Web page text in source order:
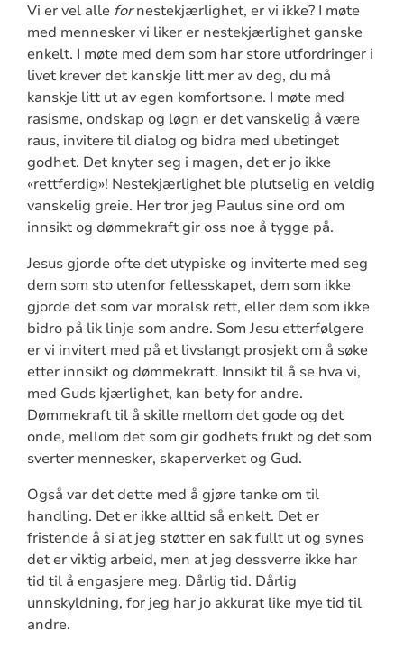
Vi er vel alle fornestekjærlighet, er vi ikke? I møte
med mennesker vi liker er nestekjærlighet ganske
enkelt. I møte med dem som har store utfordringer i
livet krever det kanskje litt mer av deg, du må
kanskje litt ut av egen komfortsone. I møte med
rasisme, ondskap og løgn er det vanskelig å være
raus, invitere til dialog og bidra med ubetinget
godhet. Det knyter seg i magen, det er jo ikke
«rettferdig»! Nestekjærlighet ble plutselig en veldig
vanskelig greie. Her tror jeg Paulus sine ord om
innsikt og dømmekraft gir oss noe å tygge på.
Jesus gjorde ofte det utypiske og inviterte med seg
dem som sto utenfor fellesskapet, dem som ikke
gjorde det som var moralsk rett, eller dem som ikke
bidro på lik linje som andre. Som Jesu etterfølgere
er vi invitert med på et livslangt prosjekt om å søke
etter innsikt og dømmekraft. Innsikt til å se hva vi,
med Guds kjærlighet, kan bety for andre.
Dømmekraft til å skille mellom det gode og det
onde, mellom det som gir godhets frukt og det som
sverter mennesker, skaperverket og Gud.
Også var det dette med å gjøre tanke om til
handling. Det er ikke alltid så enkelt. Det er
fristende å si at jeg støtter en sak fullt ut og synes
det er viktig arbeid, men at jeg dessverre ikke har
tid til å engasjere meg. Dårlig tid. Dårlig
unnskyldning, for jeg har jo akkurat like mye tid til
andre.